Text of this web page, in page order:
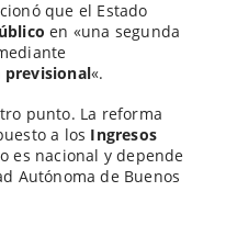
que el Estado
en «una segunda
previsional«.
punto. La reforma
a los Ingresos
es nacional y depende
Autónoma de Buenos